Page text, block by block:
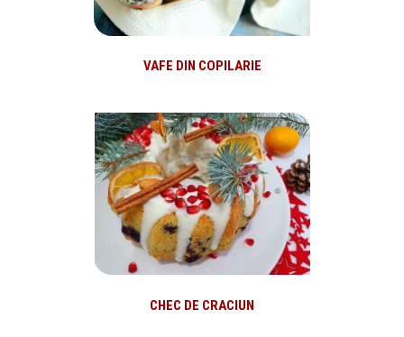
VAFE DIN COPILARIE
CHEC DE CRACIUN